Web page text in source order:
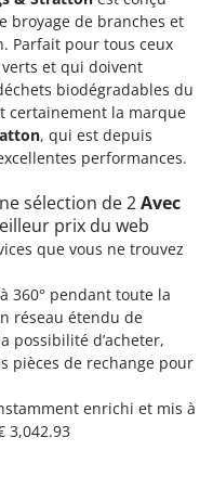
tracteur
broyage de branches et
Parfait pour tous ceux
et qui doivent
biodégradables du
certainement la marque
, qui est depuis
performances.
sélection de 2Avec
prix du web
que vous ne trouvez
360° pendant toute la
réseau étendu de
possibilité d’acheter,
pièces de rechange pour
enrichi et mis à
3,042.93